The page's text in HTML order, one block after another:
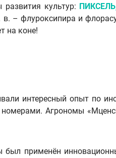
культур:
в. – флуроксипира и
на коне!
интересный опыт по
Агрономы
применён